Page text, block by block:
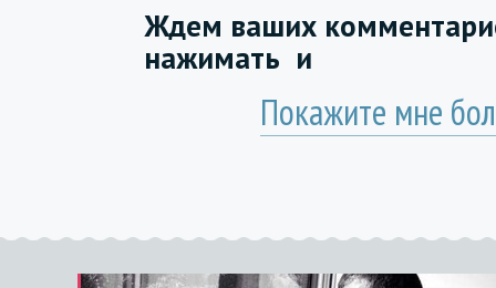
Ждем ваших
нажимать и
Покажите мне